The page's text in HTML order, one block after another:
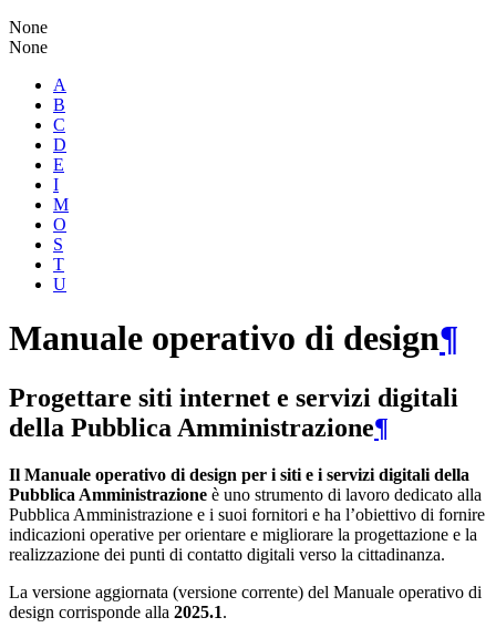
None
None
A
B
C
D
E
I
M
O
S
T
U
Manuale operativo di design¶
Progettare siti internet e servizi digitali
della Pubblica Amministrazione¶
Il Manuale operativo di design per i siti e i servizi digitali della
Pubblica Amministrazione è uno strumento di lavoro dedicato alla
Pubblica Amministrazione e i suoi fornitori e ha l’obiettivo di fornire
indicazioni operative per orientare e migliorare la progettazione e la
realizzazione dei punti di contatto digitali verso la cittadinanza.
La versione aggiornata (versione corrente) del Manuale operativo di
design corrisponde alla 2025.1.